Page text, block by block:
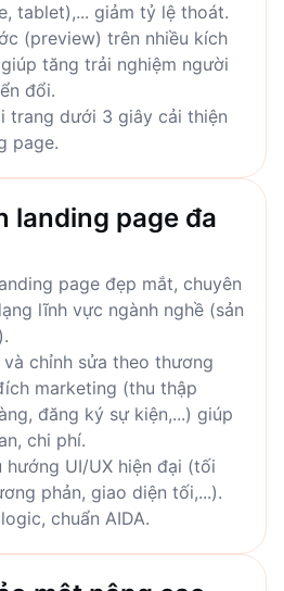
tablet),... giảm tỷ lệ thoát.
(preview) trên nhiều kích
tăng trải nghiệm người
đổi.
trang dưới 3 giây cải thiện
page.
landing page đa
page đẹp mắt, chuyên
lĩnh vực ngành nghề (sản
chỉnh sửa theo thương
marketing (thu thập
đăng ký sự kiện,...) giúp
chi phí.
hướng UI/UX hiện đại (tối
phản, giao diện tối,...).
chuẩn AIDA.